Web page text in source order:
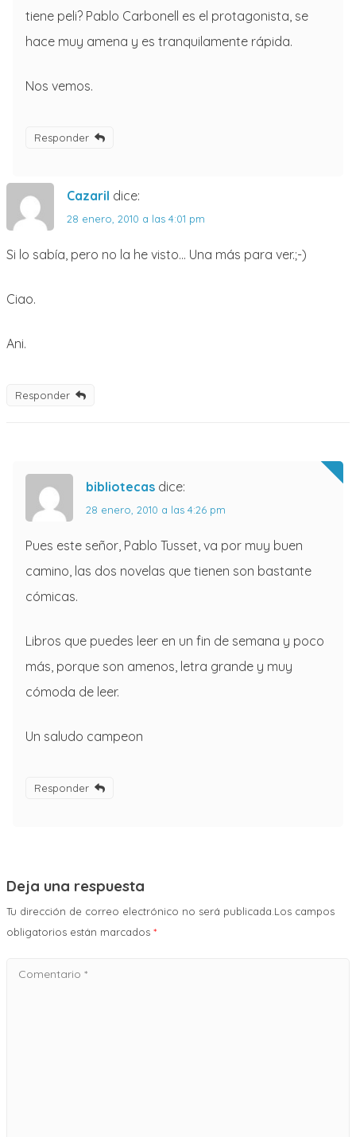
tiene peli? Pablo Carbonell es el protagonista, se
hace muy amena y es tranquilamente rápida.
Nos vemos.
Responder
Cazaril dice:
28 enero, 2010 a las 4:01 pm
Si lo sabía, pero no la he visto… Una más para ver.;-)
Ciao.
Ani.
Responder
bibliotecas dice:
28 enero, 2010 a las 4:26 pm
Pues este señor, Pablo Tusset, va por muy buen
camino, las dos novelas que tienen son bastante
cómicas.
Libros que puedes leer en un fin de semana y poco
más, porque son amenos, letra grande y muy
cómoda de leer.
Un saludo campeon
Responder
Deja una respuesta
Tu dirección de correo electrónico no será publicada.Los campos
obligatorios están marcados *
Comentario